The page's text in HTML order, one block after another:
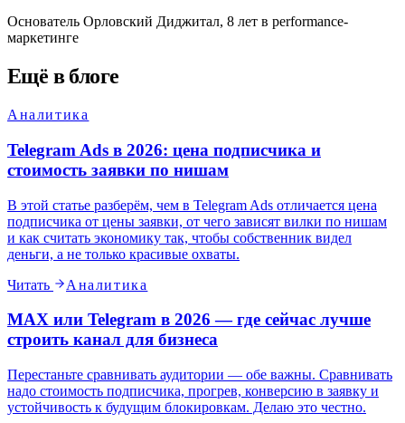
Основатель Орловский Диджитал, 8 лет в performance-
маркетинге
Ещё в блоге
Аналитика
Telegram Ads в 2026: цена подписчика и
стоимость заявки по нишам
В этой статье разберём, чем в Telegram Ads отличается цена
подписчика от цены заявки, от чего зависят вилки по нишам
и как считать экономику так, чтобы собственник видел
деньги, а не только красивые охваты.
Читать
Аналитика
MAX или Telegram в 2026 — где сейчас лучше
строить канал для бизнеса
Перестаньте сравнивать аудитории — обе важны. Сравнивать
надо стоимость подписчика, прогрев, конверсию в заявку и
устойчивость к будущим блокировкам. Делаю это честно.